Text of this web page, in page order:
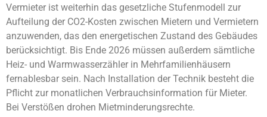
Vermieter ist weiterhin das gesetzliche Stufenmodell zur
Aufteilung der CO2-Kosten zwischen Mietern und Vermietern
anzuwenden, das den energetischen Zustand des Gebäudes
berücksichtigt. Bis Ende 2026 müssen außerdem sämtliche
Heiz- und Warmwasserzähler in Mehrfamilienhäusern
fernablesbar sein. Nach Installation der Technik besteht die
Pflicht zur monatlichen Verbrauchsinformation für Mieter.
Bei Verstößen drohen Mietminderungsrechte.